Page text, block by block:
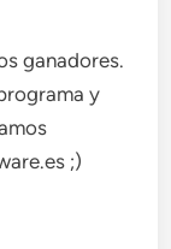
ganadores.
y
;)